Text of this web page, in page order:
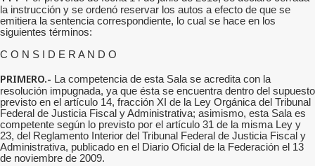
la instrucción y se ordenó reservar los autos a efecto de que se
emitiera la sentencia correspondiente, lo cual se hace en los
siguientes términos:
C O N S I D E R A N D O
PRIMERO.- La competencia de esta Sala se acredita con la
resolución impugnada, ya que ésta se encuentra dentro del supuesto
previsto en el artículo 14, fracción XI de la Ley Orgánica del Tribunal
Federal de Justicia Fiscal y Administrativa; asimismo, esta Sala es
competente según lo previsto por el artículo 31 de la misma Ley y
23, del Reglamento Interior del Tribunal Federal de Justicia Fiscal y
Administrativa, publicado en el Diario Oficial de la Federación el 13
de noviembre de 2009.